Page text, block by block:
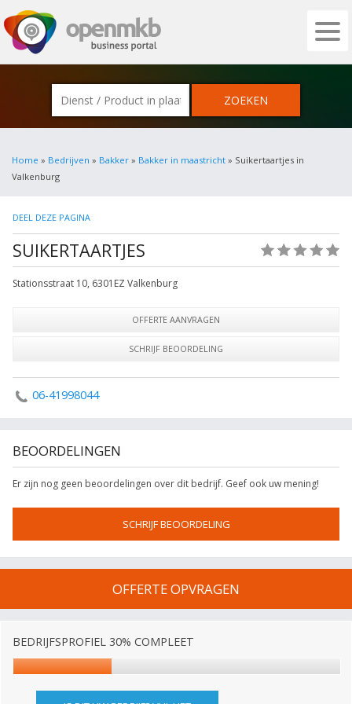
OPENMKB - DE ZAKELIJKE PORTAL
Home » Bedrijven » Bakker » Bakker in maastricht » Suikertaartjes in
Valkenburg
DEEL DEZE PAGINA
SUIKERTAARTJES
Stationsstraat 10, 6301EZ Valkenburg
OFFERTE AANVRAGEN
SCHRIJF BEOORDELING
06-41998044
BEOORDELINGEN
Er zijn nog geen beoordelingen over dit bedrijf. Geef ook uw mening!
SCHRIJF BEOORDELING
OFFERTE OPVRAGEN
BEDRIJFSPROFIEL 30% COMPLEET